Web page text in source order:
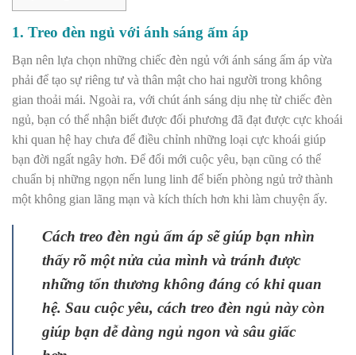
1. Treo đèn ngủ với ánh sáng ấm áp
Bạn nên lựa chọn những chiếc đèn ngủ với ánh sáng ấm áp vừa
phải để tạo sự riêng tư và thân mật cho hai người trong không
gian thoải mái. Ngoài ra, với chút ánh sáng dịu nhẹ từ chiếc đèn
ngủ, bạn có thể nhận biết được đối phương đã đạt được cực khoái
khi quan hệ hay chưa để điều chỉnh những loại cực khoái giúp
bạn đời ngất ngây hơn. Để đổi mới cuộc yêu, bạn cũng có thể
chuẩn bị những ngọn nến lung linh để biến phòng ngủ trở thành
một không gian lãng mạn và kích thích hơn khi làm chuyện ấy.
Cách treo đèn ngủ ấm áp sẽ giúp bạn nhìn
thấy rõ một nửa của mình và tránh được
những tổn thương không đáng có khi quan
hệ. Sau cuộc yêu, cách treo đèn ngủ này còn
giúp bạn dễ dàng ngủ ngon và sâu giấc